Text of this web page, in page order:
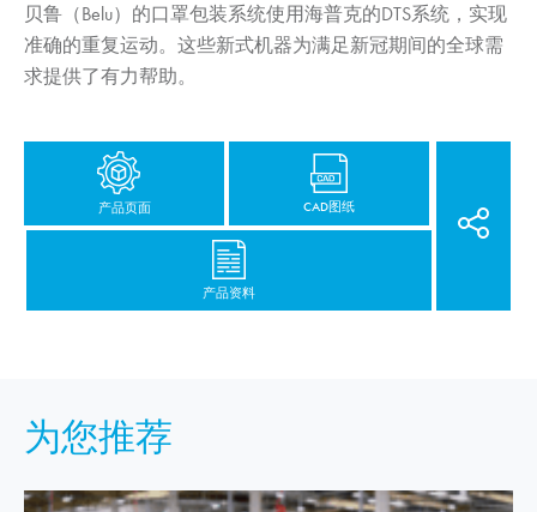
贝鲁（Belu）的口罩包装系统使用海普克的DTS系统，实现
准确的重复运动。这些新式机器为满足新冠期间的全球需
求提供了有力帮助。
产品页面 CAD图纸
产品资料
为您推荐